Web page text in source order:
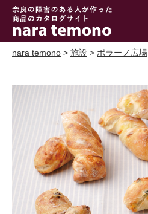
奈良で障害の
ある人の手作
り商品 nara
nara temono > 施設 > ポラーノ広場